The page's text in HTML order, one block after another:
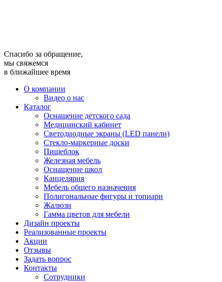
Спасибо за обращение,
мы свяжемся
в ближайшее время
О компании
Видео о нас
Каталог
Оснащение детского сада
Медицинский кабинет
Светодиодные экраны (LED панели)
Стекло-маркерные доски
Пищеблок
Железная мебель
Оснащение школ
Канцелярия
Мебель общего назначения
Полигональные фигуры и топиари
Жалюзи
Гамма цветов для мебели
Дизайн проекты
Реализованные проекты
Акции
Отзывы
Задать вопрос
Контакты
Сотрудники